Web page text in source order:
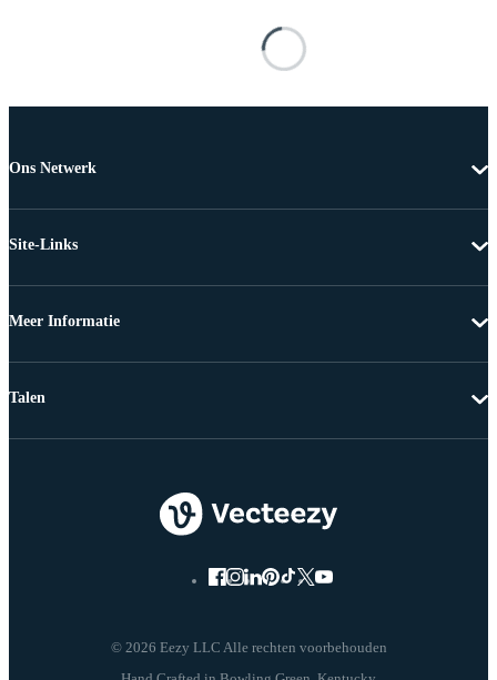
Ons Netwerk
Site-Links
Meer Informatie
© 2026 Eezy LLC Alle rechten voorbehouden
Talen